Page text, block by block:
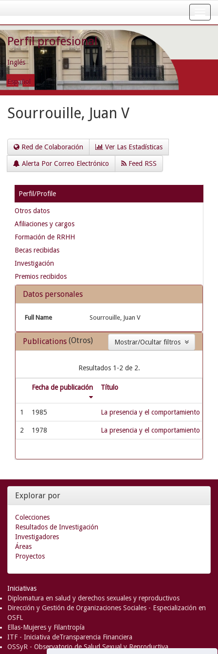
navigation
Perfil profesional
Inglés
Español
Sourrouille, Juan V
Red de Colaboración Ver Las Estadísticas
Alerta Por Correo Electrónico Feed RSS
Perfil/Profile
Otros datos
Afiliaciones y cargos
Formación de RRHH
Becas recibidas
Investigación
Premios recibidos
Datos personales
Full Name Sourrouille, Juan V
Publications (Otros)
Resultados 1-2 de 2.
Fecha de publicación Título
1 1985 La presencia y el comportamiento de
2 1978 La presencia y el comportamiento de
Explorar por
Colecciones
Resultados de Investigación
Investigadores
Áreas
Proyectos
Iniciativas
Diplomatura en salud y derechos sexuales y reproductivos
Dirección y Gestión de Organizaciones Sociales - Especialización en
OSFL
Ellas-Mujeres y Filantropía
ITF - Iniciativa deTransparencia Financiera
OSSyR - Observatorio de Salud Sexual y Reproductiva